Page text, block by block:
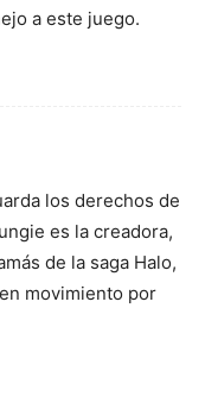
a este juego.
los derechos de
es la creadora,
de la saga Halo,
movimiento por